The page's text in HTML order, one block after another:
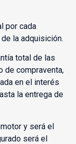
por cada
la adquisición.
total de las
de compraventa,
en el interés
la entrega de
y será el
será el